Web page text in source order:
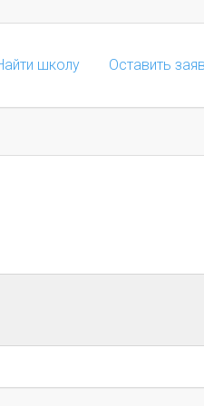
школу Оставить